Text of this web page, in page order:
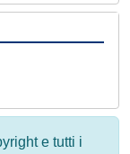
e tutti i